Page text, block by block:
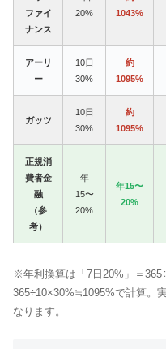
ファイ
ナンス
20%
1043%
アーリ
ー
10日
30%
約
1095%
ガッツ
10日
30%
約
1095%
正規消
費者金
融
（参
考）
年
15〜
20%
年15〜
20%
※年利換算は「7日20%」＝
365÷10×30%≒1095%で計算。
なります。